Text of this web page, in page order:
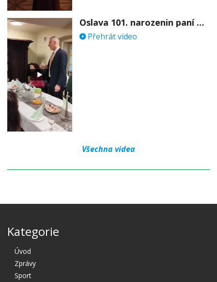
Oslava 101. narozenin paní Věry Skořepové
Přehrát video
Všechna videa
Kategorie
Úvod
Zprávy
Sport